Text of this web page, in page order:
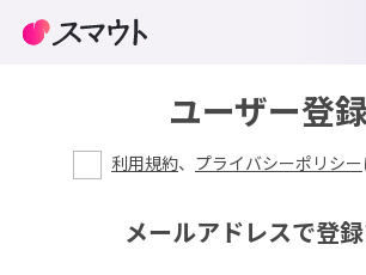
ユーザー登
利用規約、 プライバシーポリシー
メールアドレスで登